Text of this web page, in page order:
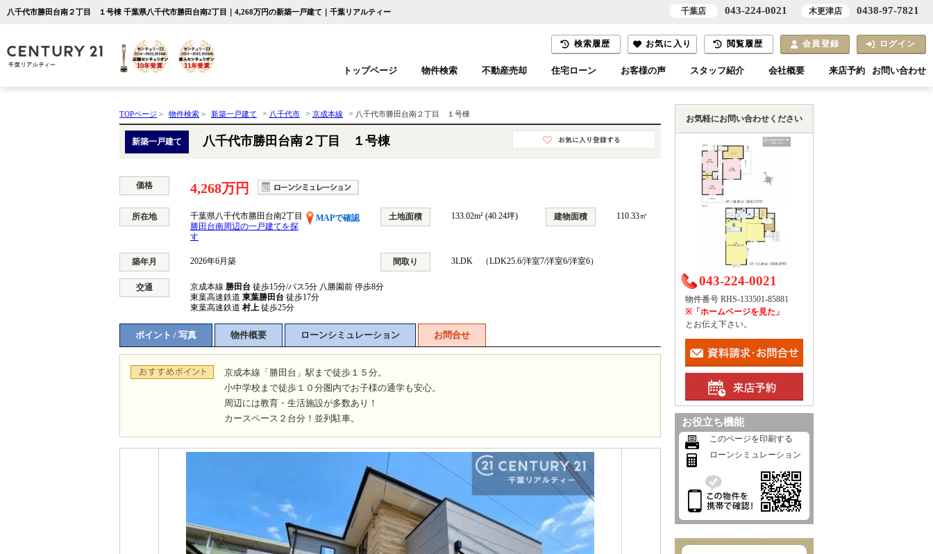
八千代市勝田台南２丁目 １号棟 千葉県八千代市勝田台南2丁目｜4,268万円の新築一戸建て｜千葉リアルティー
検索履歴 お気に入り 閲覧履歴 会員登録 ログイン
トップページ 物件検索
千葉エリア 木更津エリア
不動産売却 住宅ローン お客様の声 スタッフ紹介 会社概要 来店予約 お問い合わせ
TOPページ > 物件検索 > 新築一戸建て > 八千代市 > 京成本線 > 八千代市勝田台南２丁目 １号棟
新築一戸建て 八千代市勝田台南２丁目 １号棟
価格 4,268万円
所在地 千葉県八千代市勝田台南2丁目
MAPで確認
勝田台南周辺の一戸建てを探
す
土地面積 133.02m² (40.24坪) 建物面積 110.33㎡
築年月 2026年6月築 間取り 3LDK （LDK25.6/洋室7/洋室6/洋室6）
交通 京成本線 勝田台 徒歩15分/バス5分 八勝園前 停歩8分
東葉高速鉄道 東葉勝田台 徒歩17分
東葉高速鉄道 村上 徒歩25分
ポイント / 写真 物件概要 ローンシミュレーション お問合せ
京成本線「勝田台」駅まで徒歩１５分。
小中学校まで徒歩１０分圏内でお子様の通学も安心。
周辺には教育・生活施設が多数あり！
カースペース２台分！並列駐車。
お気軽にお問い合わせください
043-224-0021
物件番号 RHS-133501-85881
※「ホームページを見た」
とお伝え下さい。
お役立ち機能
このページを印刷する
ローンシミュレーション
千葉店 043-224-0021 木更津店 0438-97-7821